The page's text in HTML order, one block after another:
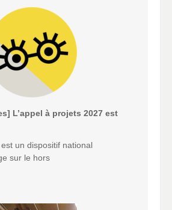
L’appel à projets 2027 est
un dispositif national
sur le hors